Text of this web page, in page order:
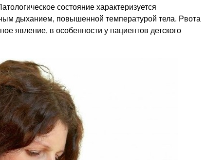
состояние характеризуется
дыханием, повышенной температурой тела. Рвота
явление, в особенности у пациентов детского